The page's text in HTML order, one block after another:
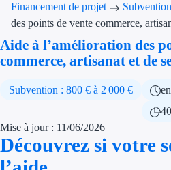
Financement de projet
des points de vente commerce,
Aide à l’amélioration des
commerce, artisanat et de
Subvention : 800 € à 2 000 €
Mise à jour : 11/06/2026
Découvrez si votre